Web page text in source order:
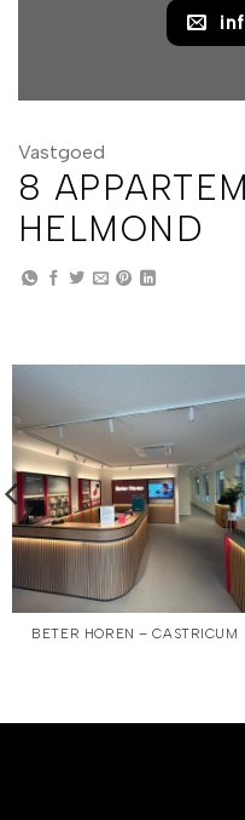
Vastgoed
8
HELMOND
BETER HOREN – CASTRICUM